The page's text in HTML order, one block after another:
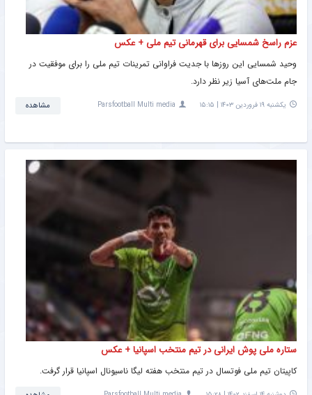
عزم راسخ شمسایی برای قهرمانی تیم ملی + عکس
وحید شمسایی این روزها با جدیت فراوانی تمرینات تیم ملی را برای موفقیت در
جام ملت‌های آسیا زیر نظر دارد.
یکشنبه ۱۹ فروردین ۱۴۰۳ | ۱۵:۱۵ Parsfootball Multi media مشاهده
ستاره ملی پوش ایرانی در تیم منتخب اسپانیا + عکس
کاپیتان تیم ملی فوتسال در تیم منتخب هفته لیگا ناسیونال اسپانیا قرار گرفت.